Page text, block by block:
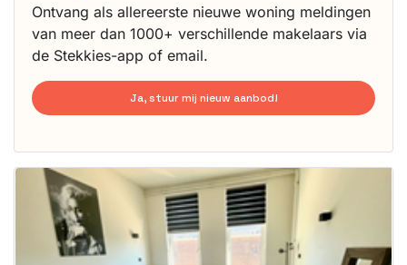
Ontvang als allereerste nieuwe woning meldingen
van meer dan 1000+ verschillende makelaars via
de Stekkies-app of email.
Ja, stuur mij nieuw aanbod!
Deze woning
is
waarschijnlijk
al verhuurd
Om kans te
maken moet je